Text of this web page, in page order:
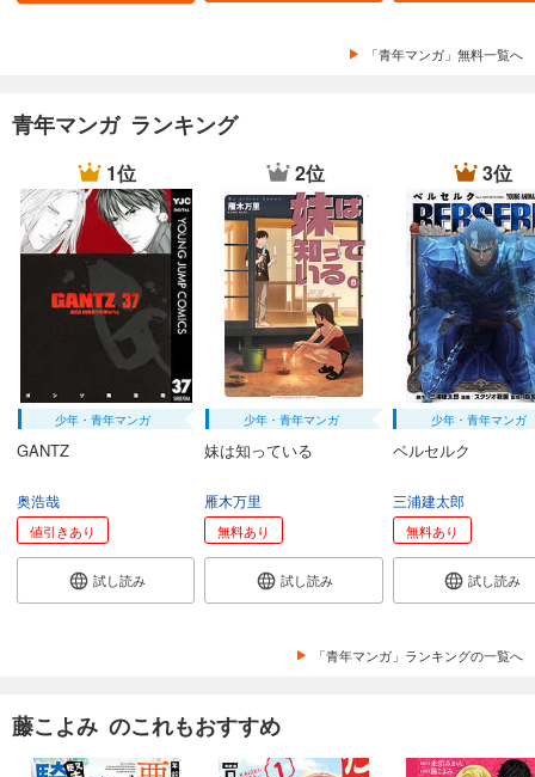
「青年マンガ」無料一覧へ
青年マンガ ランキング
1位
少年・青年マンガ
GANTZ
奥浩哉
値引きあり
試し読み
2位
少年・青年マンガ
妹は知っている
雁木万里
無料あり
試し読み
3位
少年・青年マンガ
ベルセルク
三浦建太郎
無料あり
試し読み
「青年マンガ」ランキングの一覧へ
藤こよみ のこれもおすすめ